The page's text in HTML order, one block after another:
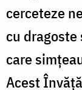
cerceteze
cu
care
Acest